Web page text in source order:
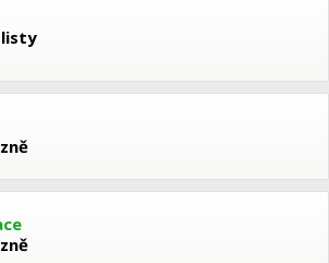
listy